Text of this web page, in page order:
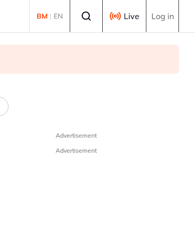
BM | EN Live Log in
Advertisement
Advertisement